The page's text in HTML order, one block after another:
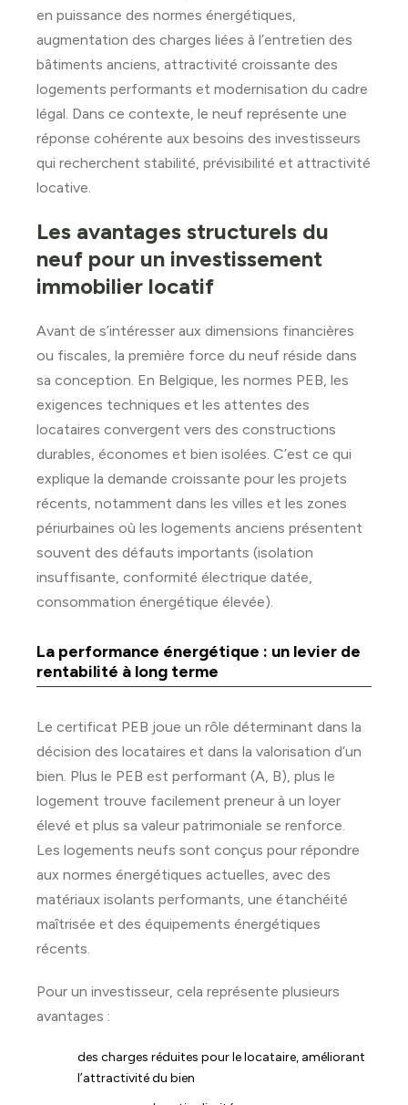
en puissance des normes énergétiques,
augmentation des charges liées à l’entretien des
bâtiments anciens, attractivité croissante des
logements performants et modernisation du cadre
légal. Dans ce contexte, le neuf représente une
réponse cohérente aux besoins des investisseurs
qui recherchent stabilité, prévisibilité et attractivité
locative.
Les avantages structurels du
neuf pour un investissement
immobilier locatif
Avant de s’intéresser aux dimensions financières
ou fiscales, la première force du neuf réside dans
sa conception. En Belgique, les normes PEB, les
exigences techniques et les attentes des
locataires convergent vers des constructions
durables, économes et bien isolées. C’est ce qui
explique la demande croissante pour les projets
récents, notamment dans les villes et les zones
périurbaines où les logements anciens présentent
souvent des défauts importants (isolation
insuffisante, conformité électrique datée,
consommation énergétique élevée).
La performance énergétique : un levier de
rentabilité à long terme
Le certificat PEB joue un rôle déterminant dans la
décision des locataires et dans la valorisation d’un
bien. Plus le PEB est performant (A, B), plus le
logement trouve facilement preneur à un loyer
élevé et plus sa valeur patrimoniale se renforce.
Les logements neufs sont conçus pour répondre
aux normes énergétiques actuelles, avec des
matériaux isolants performants, une étanchéité
maîtrisée et des équipements énergétiques
récents.
Pour un investisseur, cela représente plusieurs
avantages :
des charges réduites pour le locataire, améliorant
l’attractivité du bien